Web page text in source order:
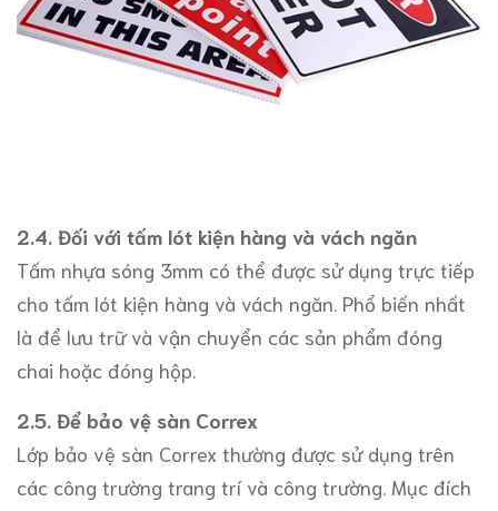
2.4. Đối với tấm lót kiện hàng và vách ngăn
Tấm nhựa sóng 3mm có thể được sử dụng trực tiếp
cho tấm lót kiện hàng và vách ngăn. Phổ biến nhất
là để lưu trữ và vận chuyển các sản phẩm đóng
chai hoặc đóng hộp.
2.5. Để bảo vệ sàn Correx
Lớp bảo vệ sàn Correx thường được sử dụng trên
các công trường trang trí và công trường. Mục đích